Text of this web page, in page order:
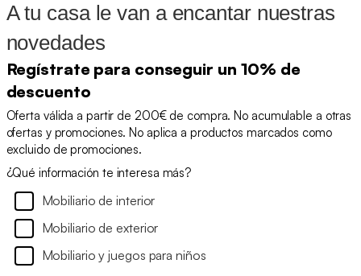
A tu casa le van a encantar nuestras
novedades
Regístrate para conseguir un 10% de
descuento
Oferta válida a partir de 200€ de compra. No acumulable a otras
ofertas y promociones. No aplica a productos marcados como
excluido de promociones.
¿Qué información te interesa más?
Mobiliario de interior
Mobiliario de exterior
Mobiliario y juegos para niños